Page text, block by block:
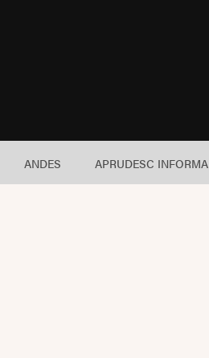
ANDES APRUDESC INFORMA